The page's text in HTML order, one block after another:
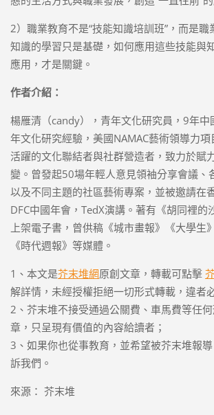
2）職業教育不是“技能知識培訓班”，而是
知識的學習只是基礎，如何應用這些技能與
應用，才是關鍵。
作者介紹：
楊雁清（candy），青年文化研究員，9年中
年文化研究經驗，美國NAMAC藝術領導力
活躍的文化聯結者與社群營造者，致力於賦
變。曾發起50場年輕人意見領袖分享會議、
以及不同主題的社區藝術專案，並被邀請在
DFC中國年會，TedX演講。著有《胡同裡的
上架電子書，曾供稿《城市畫報》《大學生
《時代週報》等媒體。
1、本文是芥末堆網原創文章，轉載可點擊
解詳情，未經授權拒絕一切形式轉載，違者
2、芥末堆不接受通過公關費、車馬費等任
章，只呈現有價值的內容給讀者；
3、如果你也從事教育，並希望被芥末堆報
訴我們。
來源： 芥末堆